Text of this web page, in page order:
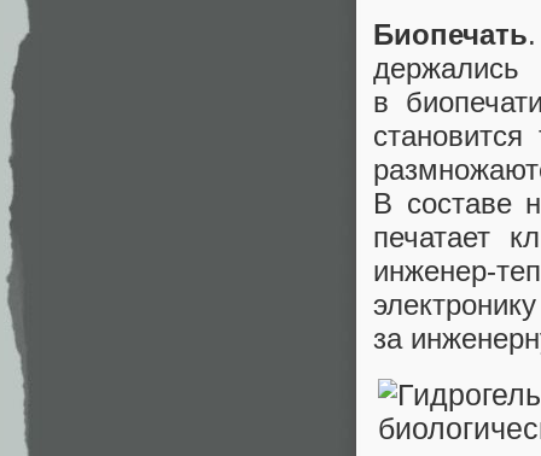
Биопечать
держались
в
В составе
печатает
за